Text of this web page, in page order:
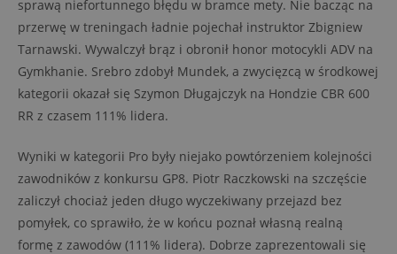
sprawą niefortunnego błędu w bramce mety. Nie bacząc na
przerwę w treningach ładnie pojechał instruktor Zbigniew
Tarnawski. Wywalczył brąz i obronił honor motocykli ADV na
Gymkhanie. Srebro zdobył Mundek, a zwycięzcą w środkowej
kategorii okazał się Szymon Długajczyk na Hondzie CBR 600
RR z czasem 111% lidera.
Wyniki w kategorii Pro były niejako powtórzeniem kolejności
zawodników z konkursu GP8. Piotr Raczkowski na szczęście
zaliczył chociaż jeden długo wyczekiwany przejazd bez
pomyłek, co sprawiło, że w końcu poznał własną realną
formę z zawodów (111% lidera). Dobrze zaprezentowali się